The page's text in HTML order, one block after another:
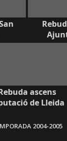
ascens
de Lleida
2004-2005